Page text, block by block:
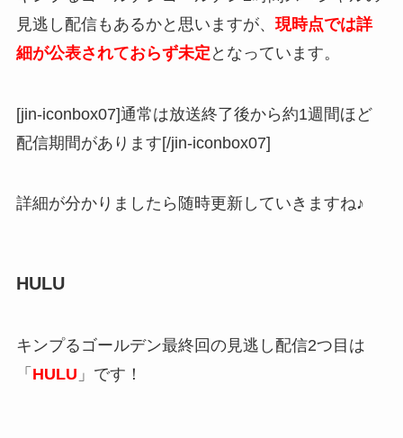
見逃し配信もあるかと思いますが、 現時点では詳
細が公表されておらず未定 となっています。
[jin-iconbox07]通常は放送終了後から約1週間ほど
配信期間があります[/jin-iconbox07]
詳細が分かりましたら随時更新していきますね♪
HULU
キンプるゴールデン最終回の見逃し配信2つ目は
「 HULU 」です！